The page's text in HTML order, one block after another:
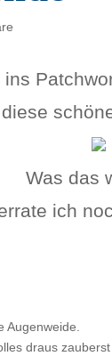
Was das
ich
draus